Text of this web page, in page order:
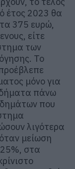
έτος 2023 θα
375 ευρώ,
είτε
των
Το
μόνο για
πάνω
που
λιγότερα
μείωση
στα